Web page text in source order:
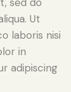
Ut
laboris nisi
in
adipiscing